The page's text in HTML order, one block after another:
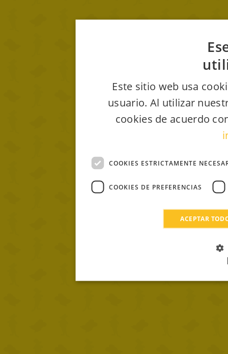
Este sitio web usa
usuario. Al utilizar
cookies de acuerdo
COOKIES ESTRICTAMENTE
COOKIES DE PREFERENCIAS
ACEPTAR